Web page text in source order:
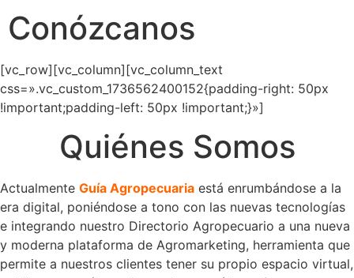
Conózcanos
[vc_row][vc_column][vc_column_text
css=».vc_custom_1736562400152{padding-right: 50px
!important;padding-left: 50px !important;}»]
Quiénes Somos
Actualmente Guía Agropecuaria está enrumbándose a la
era digital, poniéndose a tono con las nuevas tecnologías
e integrando nuestro Directorio Agropecuario a una nueva
y moderna plataforma de Agromarketing, herramienta que
permite a nuestros clientes tener su propio espacio virtual,